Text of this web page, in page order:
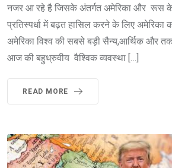
नजर आ रहे है जिसके अंतर्गत अमेरिका और रूस
प्रतिस्पर्धा में बढ़त हासिल करने के लिए अमेरिका
अमेरिका विश्व की सबसे बड़ी सैन्य,आर्थिक और
आज की बहुध्रुवीय वैश्विक व्यवस्था […]
READ MORE